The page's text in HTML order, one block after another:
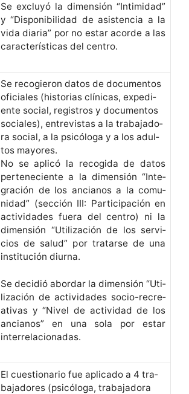
Se excluyó la dimen­sión “Intim­i­dad”
y “Disponi­bil­i­dad de asis­ten­cia a la
vida diaria” por no estar acorde a las
car­ac­terís­ti­cas del centro.
Se reco­gieron datos de doc­u­men­tos
ofi­ciales (his­to­rias clíni­cas, expe­di­
ente social, reg­istros y doc­u­men­tos
sociales), entre­vis­tas a la tra­ba­jado­
ra social, a la psicólo­ga y a los adul­
tos mayores.
No se aplicó la recogi­da de datos
perteneciente a la dimen­sión “Inte­
gración de los ancianos a la comu­
nidad” (sec­ción III: Par­tic­i­pación en
activi­dades fuera del cen­tro) ni la
dimen­sión “Uti­lización de los ser­vi­
cios de salud” por tratarse de una
insti­tu­ción diurna.
Se decidió abor­dar la dimen­sión “Uti­
lización de activi­dades socio-recre­
ati­vas y “Niv­el de activi­dad de los
ancianos” en una sola por estar
interrelacionadas.
El cues­tionario fue apli­ca­do a 4 tra­
ba­jadores (psicólo­ga, tra­ba­jado­ra